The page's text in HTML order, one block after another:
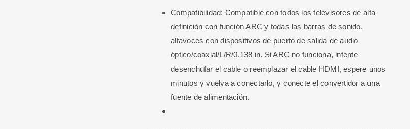
Compatibilidad: Compatible con todos los televisores de alta
definición con función ARC y todas las barras de sonido,
altavoces con dispositivos de puerto de salida de audio
óptico/coaxial/L/R/0.138 in. Si ARC no funciona, intente
desenchufar el cable o reemplazar el cable HDMI, espere unos
minutos y vuelva a conectarlo, y conecte el convertidor a una
fuente de alimentación.